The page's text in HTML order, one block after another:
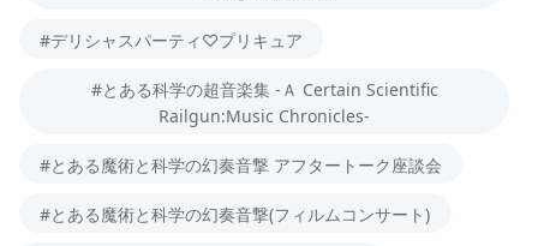
#デリシャスパーティ♡プリキュア
#とある科学の超音楽集 -Ａ Certain Scientific
Railgun:Music Chronicles-
#とある魔術と科学の幻奏音撃 アフタートーク座談会
#とある魔術と科学の幻奏音撃(フィルムコンサート)